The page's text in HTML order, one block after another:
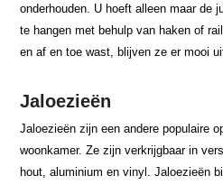
onderhouden. U hoeft alleen maar de
te hangen met behulp van haken of
en af en toe wast, blijven ze er mooi
Jaloezieën
Jaloezieën zijn een andere populaire
woonkamer. Ze zijn verkrijgbaar in
hout, aluminium en vinyl. Jaloezieën